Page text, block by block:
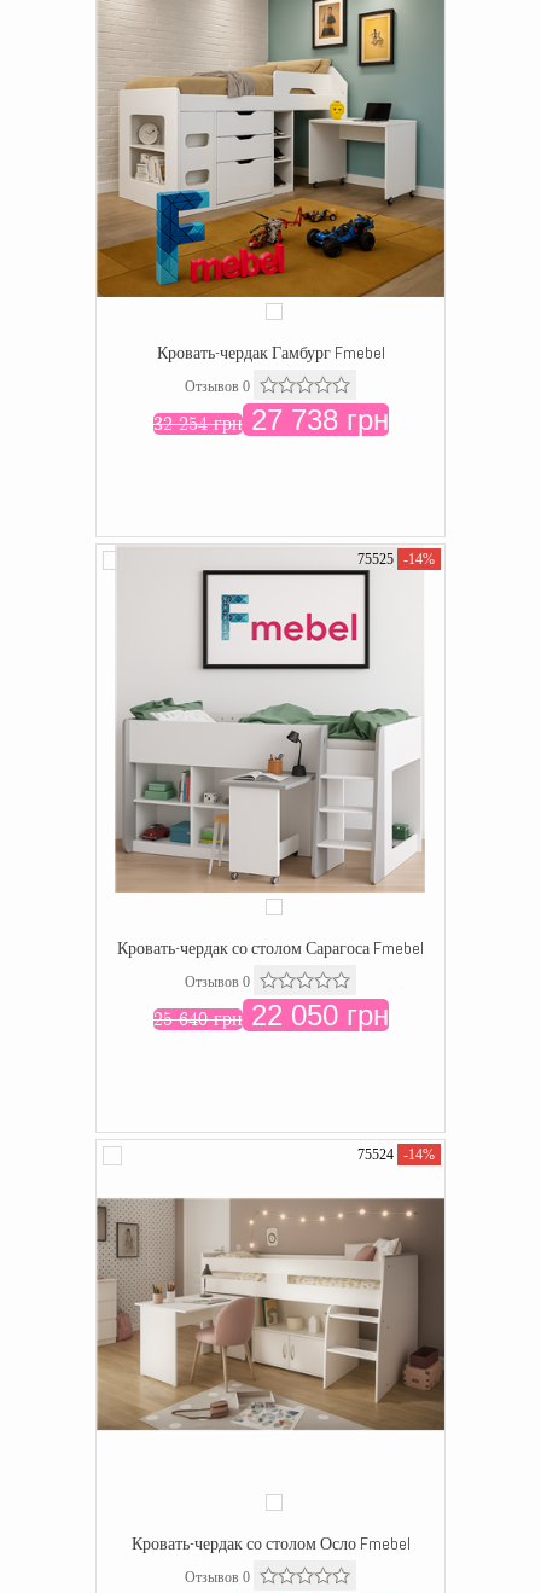
Кровать-чердак Гамбург Fmebel
Отзывов 0
32 254 грн27 738 грн
75525 -14%
Кровать-чердак со столом Сарагоса Fmebel
Отзывов 0
25 640 грн22 050 грн
75524 -14%
Кровать-чердак со столом Осло Fmebel
Отзывов 0